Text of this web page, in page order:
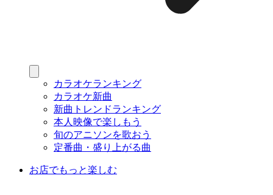
カラオケランキング
カラオケ新曲
新曲トレンドランキング
本人映像で楽しもう
旬のアニソンを歌おう
定番曲・盛り上がる曲
お店でもっと楽しむ